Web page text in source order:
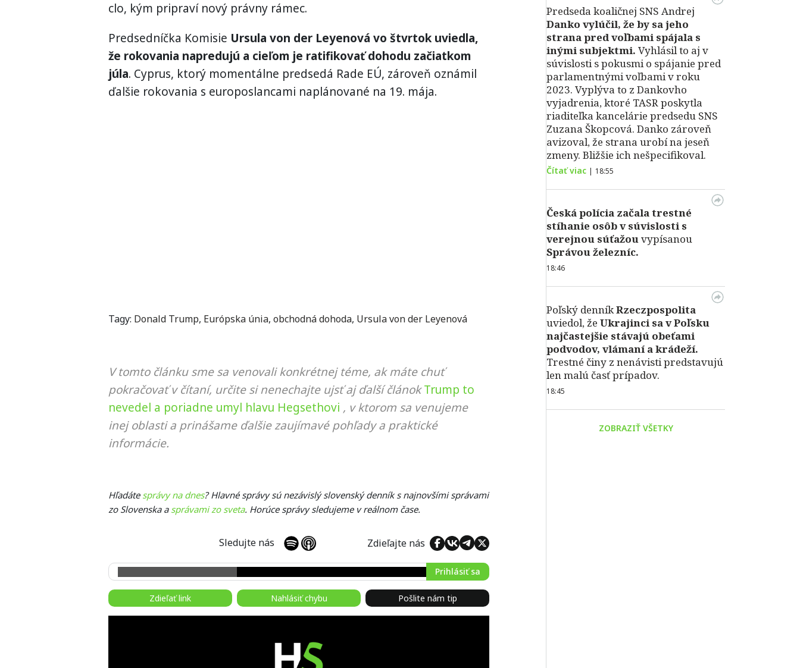
clo, kým pripraví nový právny rámec.
Predsedníčka Komisie Ursula von der Leyenová vo štvrtok uviedla,
že rokovania napredujú a cieľom je ratifikovať dohodu začiatkom
júla. Cyprus, ktorý momentálne predsedá Rade EÚ, zároveň oznámil
ďalšie rokovania s europoslancami naplánované na 19. mája.
Tagy: Donald Trump, Európska únia, obchodná dohoda, Ursula von der Leyenová
V tomto článku sme sa venovali konkrétnej téme, ak máte chuť
pokračovať v čítaní, určite si nenechajte ujsť aj ďalší článok Trump to
nevedel a poriadne umyl hlavu Hegsethovi , v ktorom sa venujeme
inej oblasti a prinášame ďalšie zaujímavé pohľady a praktické
informácie.
Hľadáte správy na dnes? Hlavné správy sú nezávislý slovenský denník s najnovšími správami
zo Slovenska a správami zo sveta. Horúce správy sledujeme v reálnom čase.
Sledujte nás Zdieľajte nás
Prihlásiť sa
Zdieľať link Nahlásiť chybu Pošlite nám tip
Predseda koaličnej SNS Andrej
Danko vylúčil, že by sa jeho
strana pred voľbami spájala s
inými subjektmi. Vyhlásil to aj v
súvislosti s pokusmi o spájanie pred
parlamentnými voľbami v roku
2023. Vyplýva to z Dankovho
vyjadrenia, ktoré TASR poskytla
riaditeľka kancelárie predsedu SNS
Zuzana Škopcová. Danko zároveň
avizoval, že strana urobí na jeseň
zmeny. Bližšie ich nešpecifikoval.
Čítať viac | 18:55
Česká polícia začala trestné
stíhanie osôb v súvislosti s
verejnou súťažouvypísanou
Správou železníc.
18:46
Poľský denníkRzeczpospolita
uviedol, že Ukrajinci sa v Poľsku
najčastejšie stávajú obeťami
podvodov, vlámaní a krádeží.
Trestné činy z nenávisti predstavujú
len malú časť prípadov.
18:45
ZOBRAZIŤ VŠETKY